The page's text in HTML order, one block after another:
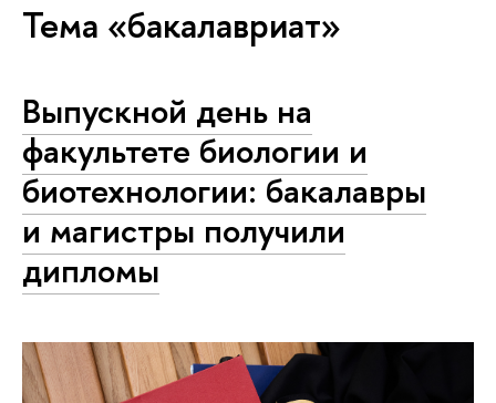
Тема «бакалавриат»
Выпускной день на
факультете биологии и
биотехнологии: бакалавры
и магистры получили
дипломы